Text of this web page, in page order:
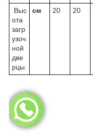
Выс
ота
загр
узоч
ной
две
рцы
cм 20 20